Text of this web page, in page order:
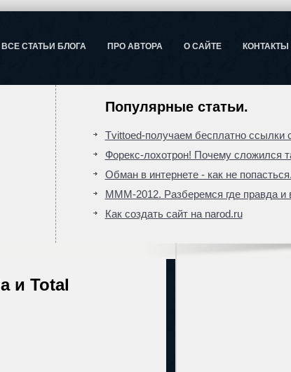
КОНТАКТЫ
О САЙТЕ
ПРО АВТОРА
ВСЕ СТАТЬИ БЛОГА
Популярные статьи.
Tvittoed-получаем бесплатно ссылки
Форекс-лохотрон! Почему сложился
Обман в интернете - как не попасться.
МММ-2012. Разберемся где правда
Как создать сайт на narod.ru
и Total